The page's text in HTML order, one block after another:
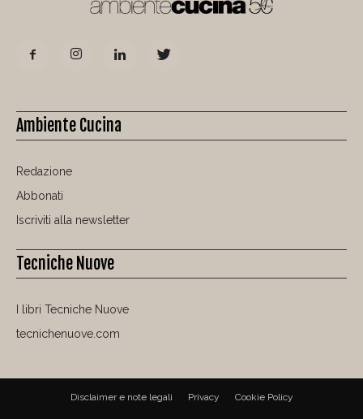
Ambiente Cucina
Redazione
Abbonati
Iscriviti alla newsletter
Tecniche Nuove
I libri Tecniche Nuove
tecnichenuove.com
Disclaimer e note legali Privacy Cookie Policy